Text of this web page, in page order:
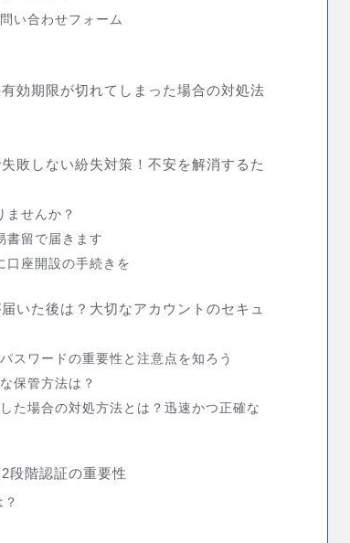
い合わせフォーム
効期限が切れてしまった場合の対処法
敗しない紛失対策！不安を解消するた
ませんか？
書留で届きます
口座開設の手続きを
いた後は？大切なアカウントのセキュ
スワードの重要性と注意点を知ろう
保管方法は？
た場合の対処方法とは？迅速かつ正確な
段階認証の重要性